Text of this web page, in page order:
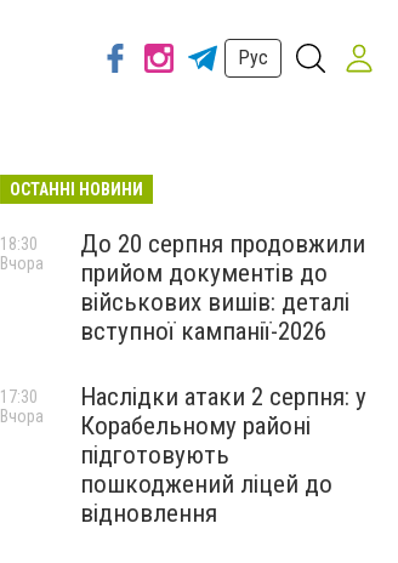
Рус
ОСТАННІ НОВИНИ
До 20 серпня продовжили
прийом документів до
військових вишів: деталі
вступної кампанії-2026
18:30
Вчора
Наслідки атаки 2 серпня: у
Корабельному районі
підготовують
пошкоджений ліцей до
відновлення
17:30
Вчора